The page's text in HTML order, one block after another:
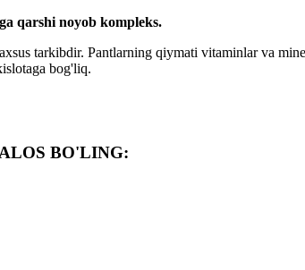
qarshi noyob kompleks.
tarkibdir. Pantlarning qiymati vitaminlar va
bog'liq.
BO'LING: